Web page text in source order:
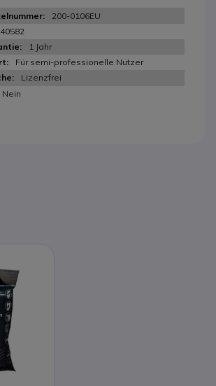
200-0106EU
1 Jahr
Für semi-professionelle Nutzer
Lizenzfrei
Nein